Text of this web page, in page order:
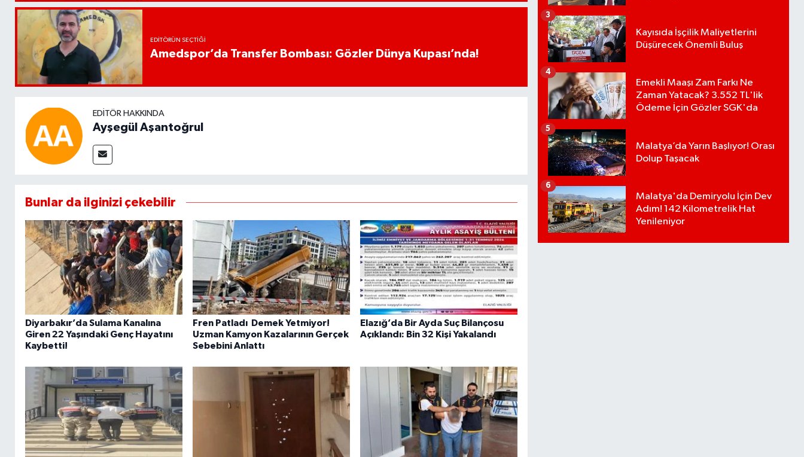
EDITÖRÜN SEÇTIĞI
Amedspor’da Transfer Bombası: Gözler Dünya Kupası’nda!
EDITÖR HAKKINDA
Ayşegül Aşantoğrul
Bunlar da ilginizi çekebilir
Diyarbakır’da Sulama Kanalına
Giren 22 Yaşındaki Genç Hayatını
Kaybetti!
Fren Patladı Demek Yetmiyor!
Uzman Kamyon Kazalarının Gerçek
Sebebini Anlattı
Elazığ’da Bir Ayda Suç Bilançosu
Açıklandı: Bin 32 Kişi Yakalandı
Kayısıda İşçilik Maliyetlerini
Düşürecek Önemli Buluş
3
Emekli Maaşı Zam Farkı Ne
Zaman Yatacak? 3.552 TL'lik
Ödeme İçin Gözler SGK'da
4
Malatya’da Yarın Başlıyor! Orası
Dolup Taşacak
5
Malatya'da Demiryolu İçin Dev
Adım! 142 Kilometrelik Hat
Yenileniyor
6